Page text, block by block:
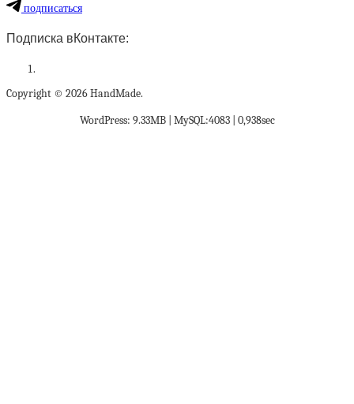
подписаться
Подписка вКонтакте:
Copyright © 2026 HandMade.
WordPress: 9.33MB | MySQL:4083 | 0,938sec